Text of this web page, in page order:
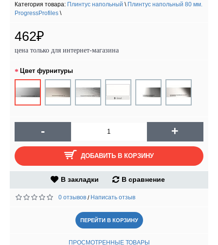
Категория товара: Плинтус напольный \ Плинтус напольный 80 мм.
ProgressProfiles \
462₽
цена только для интернет-магазина
Цвет фурнитуры
- +
ДОБАВИТЬ В КОРЗИНУ
В закладки В сравнение
0 отзывов / Написать отзыв
ПЕРЕЙТИ В КОРЗИНУ
ПРОСМОТРЕННЫЕ ТОВАРЫ